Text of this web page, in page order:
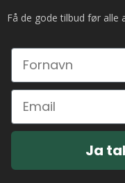
Få de gode tilbud før alle
Ja